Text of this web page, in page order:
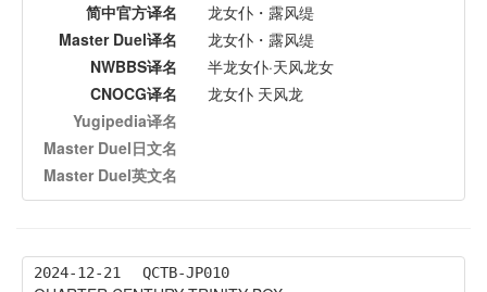
简中官方译名
龙女仆・露风缇
Master Duel译名
龙女仆・露风缇
NWBBS译名
半龙女仆·天风龙女
CNOCG译名
龙女仆 天风龙
Yugipedia译名
Master Duel日文名
Master Duel英文名
2024-12-21 QCTB-JP010